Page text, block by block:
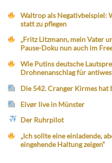
Waltrop als Negativbeispiel:
statt zu pflegen
„Fritz Litzmann, mein Vater
Pause-Doku nun auch im
Wie Putins deutsche
Drohnenanschlag für
Die 542. Cranger Kirmes hat
Eivør live in Münster
Der Ruhrpilot
„Ich sollte eine einladende,
eingehende Haltung zeigen“